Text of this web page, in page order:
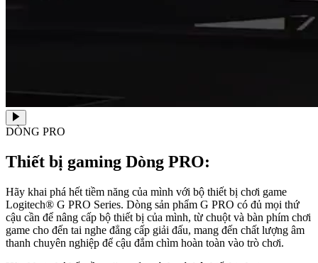
DÒNG PRO
Thiết bị gaming Dòng PRO:
Hãy khai phá hết tiềm năng của mình với bộ thiết bị chơi game
Logitech® G PRO Series. Dòng sản phẩm G PRO có đủ mọi thứ
cậu cần để nâng cấp bộ thiết bị của mình, từ chuột và bàn phím chơi
game cho đến tai nghe đẳng cấp giải đấu, mang đến chất lượng âm
thanh chuyên nghiệp để cậu đắm chìm hoàn toàn vào trò chơi.